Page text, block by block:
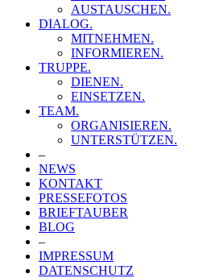
AUSTAUSCHEN.
DIALOG.
MITNEHMEN.
INFORMIEREN.
TRUPPE.
DIENEN.
EINSETZEN.
TEAM.
ORGANISIEREN.
UNTERSTÜTZEN.
–
NEWS
KONTAKT
PRESSEFOTOS
BRIEFTAUBER
BLOG
–
IMPRESSUM
DATENSCHUTZ